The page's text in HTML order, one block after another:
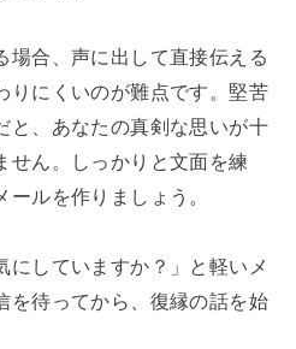
場合、声に出して直接伝える
りにくいのが難点です。堅苦
と、あなたの真剣な思いが十
せん。しっかりと文面を練
ルを作りましょう。
にしていますか？」と軽いメ
を待ってから、復縁の話を始